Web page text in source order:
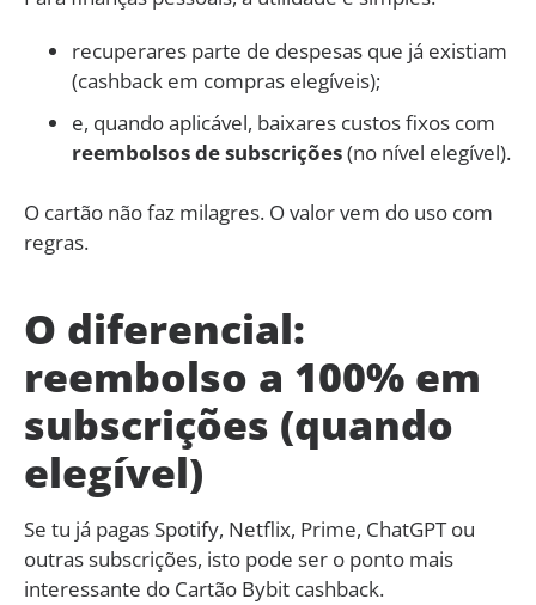
recuperares parte de despesas que já existiam
(cashback em compras elegíveis);
e, quando aplicável, baixares custos fixos com
reembolsos de subscrições(no nível elegível).
O cartão não faz milagres. O valor vem do uso com
regras.
O diferencial:
reembolso a 100% em
subscrições (quando
elegível)
Se tu já pagas Spotify, Netflix, Prime, ChatGPT ou
outras subscrições, isto pode ser o ponto mais
interessante do Cartão Bybit cashback.